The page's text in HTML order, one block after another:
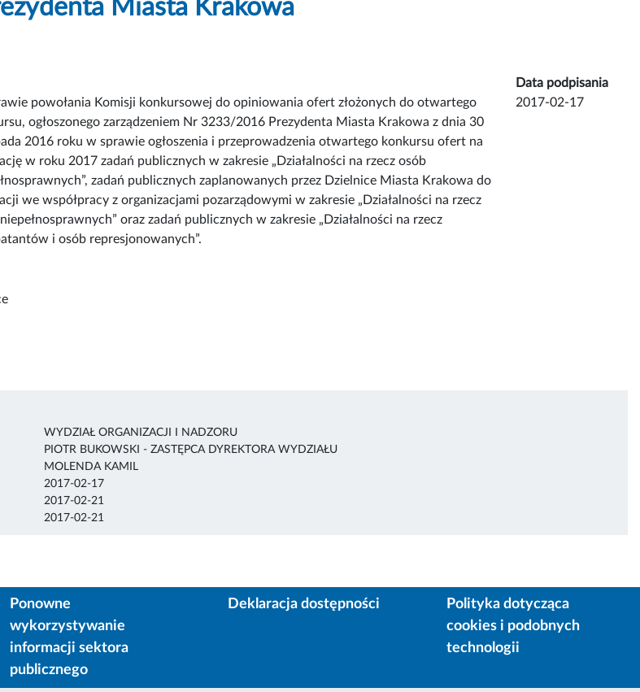
Miasta Krakowa
Data podpisania
powołania Komisji konkursowej do opiniowania ofert złożonych do otwartego
ogłoszonego zarządzeniem Nr 3233/2016 Prezydenta Miasta Krakowa z dnia 30
2016 roku w sprawie ogłoszenia i przeprowadzenia otwartego konkursu ofert na
w roku 2017 zadań publicznych w zakresie „Działalności na rzecz osób
zadań publicznych zaplanowanych przez Dzielnice Miasta Krakowa do
we współpracy z organizacjami pozarządowymi w zakresie „Działalności na rzecz
oraz zadań publicznych w zakresie „Działalności na rzecz
i osób represjonowanych”.
2017-02-17
WYDZIAŁ ORGANIZACJI I NADZORU
PIOTR BUKOWSKI - ZASTĘPCA DYREKTORA WYDZIAŁU
MOLENDA KAMIL
2017-02-17
2017-02-21
2017-02-21
Ponowne
wykorzystywanie
informacji sektora
publicznego
Deklaracja dostępności
Polityka dotycząca
cookies i podobnych
technologii